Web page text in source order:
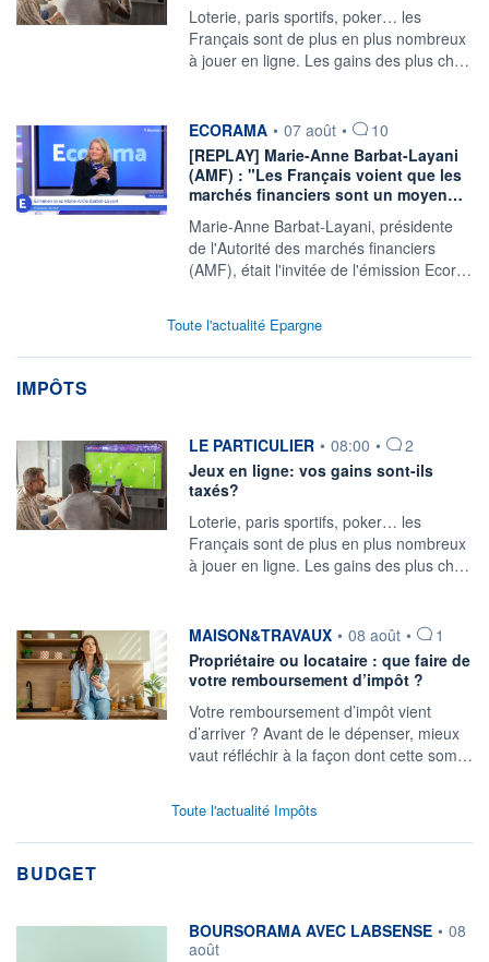
Loterie, paris sportifs, poker… les
Français sont de plus en plus nombreux
à jouer en ligne. Les gains des plus ch…
information fournie par
ECORAMA • 07 août •
10
[REPLAY] Marie-Anne Barbat-Layani
(AMF) : "Les Français voient que les
marchés financiers sont un moyen…
Marie-Anne Barbat-Layani, présidente
de l'Autorité des marchés financiers
(AMF), était l'invitée de l'émission Ecor…
Toute l'actualité Epargne
IMPÔTS
information fournie par
LE PARTICULIER • 08:00 •
2
Jeux en ligne: vos gains sont-ils
taxés?
Loterie, paris sportifs, poker… les
Français sont de plus en plus nombreux
à jouer en ligne. Les gains des plus ch…
information fournie par
MAISON&TRAVAUX • 08 août •
1
Propriétaire ou locataire : que faire de
votre remboursement d’impôt ?
Votre remboursement d’impôt vient
d’arriver ? Avant de le dépenser, mieux
vaut réfléchir à la façon dont cette som…
Toute l'actualité Impôts
BUDGET
information fournie par
BOURSORAMA AVEC LABSENSE • 08
août